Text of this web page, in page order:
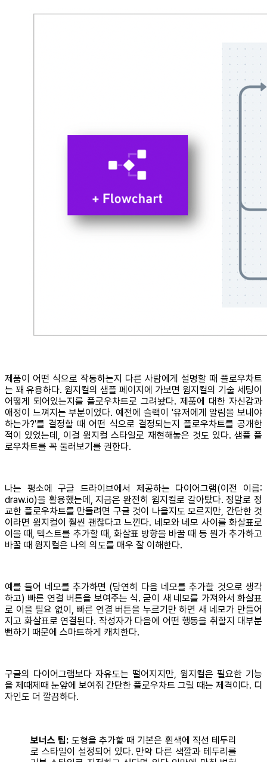
제품이 어떤 식으로 작동하는지 다른 사람에게 설명할 때 플로우차트
는 꽤 유용하다. 윔지컬의 샘플 페이지에 가보면 윔지컬의 기술 세팅이
어떻게 되어있는지를 플로우차트로 그려놨다. 제품에 대한 자신감과
애정이 느껴지는 부분이었다. 예전에 슬랙이 '유저에게 알림을 보내야
하는가?'를 결정할 때 어떤 식으로 결정되는지 플로우차트를 공개한
적이 있었는데, 이걸 윔지컬 스타일로 재현해놓은 것도 있다. 샘플 플
로우차트를 꼭 둘러보기를 권한다.
나는 평소에 구글 드라이브에서 제공하는 다이어그램(이전 이름:
draw.io)을 활용했는데, 지금은 완전히 윔지컬로 갈아탔다. 정말로 정
교한 플로우차트를 만들려면 구글 것이 나을지도 모르지만, 간단한 것
이라면 윔지컬이 훨씬 괜찮다고 느낀다. 네모와 네모 사이를 화살표로
이을 때, 텍스트를 추가할 때, 화살표 방향을 바꿀 때 등 뭔가 추가하고
바꿀 때 윔지컬은 나의 의도를 매우 잘 이해한다.
예를 들어 네모를 추가하면 (당연히 다음 네모를 추가할 것으로 생각
하고) 빠른 연결 버튼을 보여주는 식. 굳이 새 네모를 가져와서 화살표
로 이을 필요 없이, 빠른 연결 버튼을 누르기만 하면 새 네모가 만들어
지고 화살표로 연결된다. 작성자가 다음에 어떤 행동을 취할지 대부분
뻔하기 때문에 스마트하게 캐치한다.
구글의 다이어그램보다 자유도는 떨어지지만, 윔지컬은 필요한 기능
을 제때제때 눈앞에 보여줘 간단한 플로우차트 그릴 때는 제격이다. 디
자인도 더 깔끔하다.
보너스 팁: ­­ 도형을 추가할 때 기본은 흰색에 직선 테두리
로 스타일이 설정되어 있다. 만약 다른 색깔과 테두리를